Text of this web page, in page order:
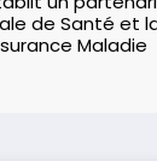
de Santé et
Maladie